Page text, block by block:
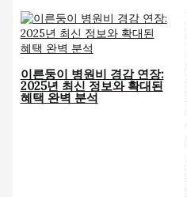
이른둥이 병원비 경감 연장:
2025년 최신 정보와 확대된
혜택 완벽 분석